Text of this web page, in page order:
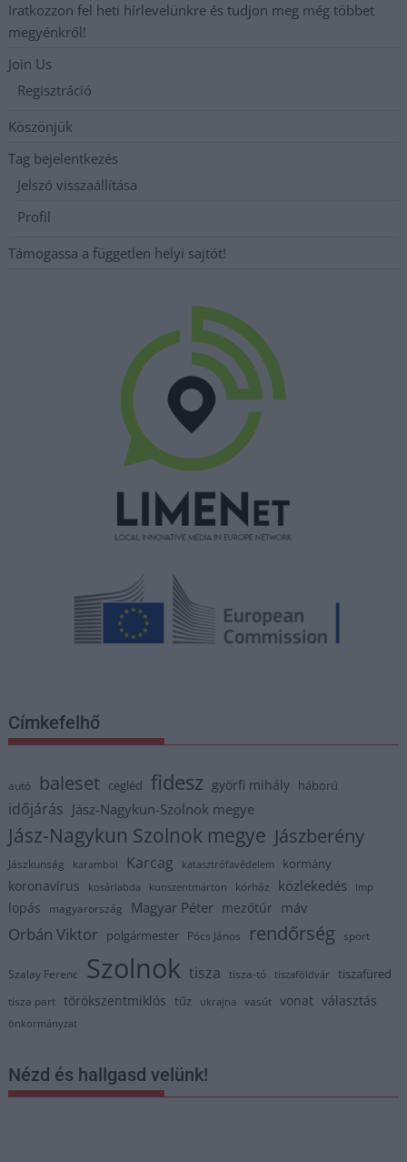
Iratkozzon fel heti hírlevelünkre és tudjon meg még többet
megyénkről!
Join Us
Regisztráció
Köszönjük
Tag bejelentkezés
Jelszó visszaállítása
Profil
Támogassa a független helyi sajtót!
Címkefelhő
autó baleset cegléd fidesz györfi mihály háború
időjárás Jász-Nagykun-Szolnok megye
Jász-Nagykun Szolnok megye Jászberény
Jászkunság karambol Karcag katasztrófavédelem kormány
koronavírus kosárlabda kunszentmárton kórház közlekedés lmp
lopás magyarország Magyar Péter mezőtúr máv
Orbán Viktor polgármester Pócs János rendőrség sport
Szalay Ferenc Szolnok tisza tisza-tó tiszaföldvár tiszafüred
tisza part törökszentmiklós tűz ukrajna vasút vonat választás
önkormányzat
Nézd és hallgasd velünk!